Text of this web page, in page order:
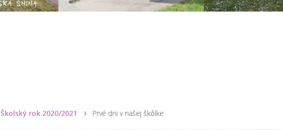
Školský rok 2020/2021 Prvé dni v našej škôlke